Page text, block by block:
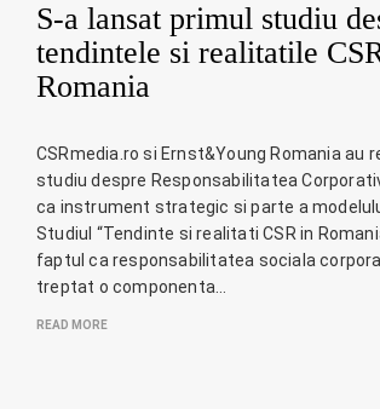
S-a lansat primul studiu
tendintele si realitatile
Romania
CSRmedia.ro si Ernst&Young Romania au
studiu despre Responsabilitatea
ca instrument strategic si parte a
Studiul “Tendinte si realitati CSR in
faptul ca responsabilitatea sociala
treptat o componenta…
READ MORE